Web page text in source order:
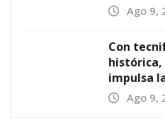
Ago 9,
Con
histórica,
impulsa
Ago 9,